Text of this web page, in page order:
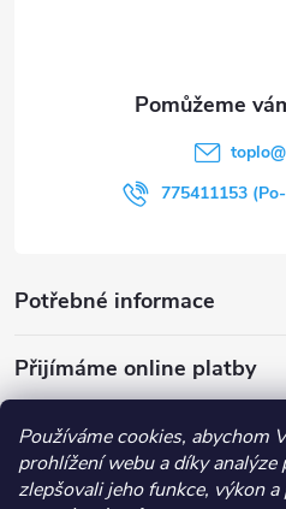
Používáme cookies, abychom
prohlížení webu a díky
zlepšovali jeho funkce, výkon
Potřebné informace
Přijímáme online platby
toplo@
775411153
Obchodní podmínky